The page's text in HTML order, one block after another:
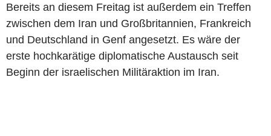
Bereits an diesem Freitag ist außerdem ein Treffen
zwischen dem Iran und Großbritannien, Frankreich
und Deutschland in Genf angesetzt. Es wäre der
erste hochkarätige diplomatische Austausch seit
Beginn der israelischen Militäraktion im Iran.